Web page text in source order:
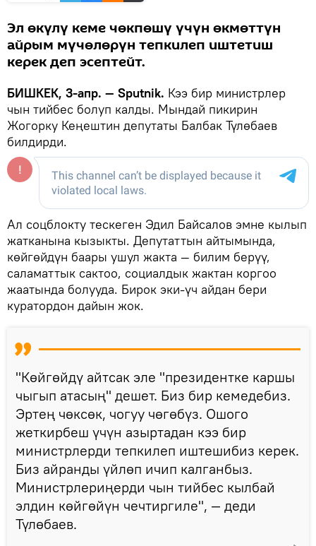
Эл өкүлү кеме чөкпөшү үчүн өкмөттүн
айрым мүчөлөрүн тепкилеп иштетиш
керек деп эсептейт.
БИШКЕК, 3-апр. — Sputnik. Кээ бир министрлер
чын тийбес болуп калды. Мындай пикирин
Жогорку Кеңештин депутаты Балбак Түлөбаев
билдирди.
Ал соцблокту тескеген Эдил Байсалов эмне кылып
жатканына кызыкты. Депутаттын айтымында,
көйгөйдүн баары ушул жакта — билим берүү,
саламаттык сактоо, социалдык жактан коргоо
жаатында болууда. Бирок эки-үч айдан бери
куратордон дайын жок.
"Көйгөйдү айтсак эле "президентке каршы
чыгып атасың" дешет. Биз бир кемедебиз.
Эртең чөксөк, чогуу чөгөбүз. Ошого
жеткирбеш үчүн азыртадан кээ бир
министрлерди тепкилеп иштешибиз керек.
Биз айранды үйлөп ичип калганбыз.
Министрлериңерди чын тийбес кылбай
элдин көйгөйүн чечтиргиле", — деди
Түлөбаев.